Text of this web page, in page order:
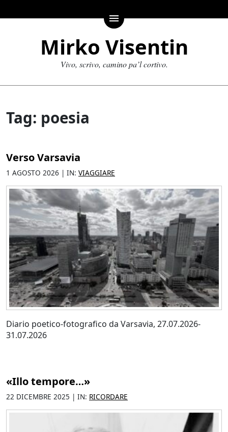
Mirko Visentin
Vivo, scrivo, camino pa’l cortivo.
menu
Tag: poesia
Verso Varsavia
1 AGOSTO 2026 | IN: VIAGGIARE
Diario poetico-fotografico da Varsavia, 27.07.2026-
31.07.2026
«Illo tempore…»
22 DICEMBRE 2025 | IN: RICORDARE